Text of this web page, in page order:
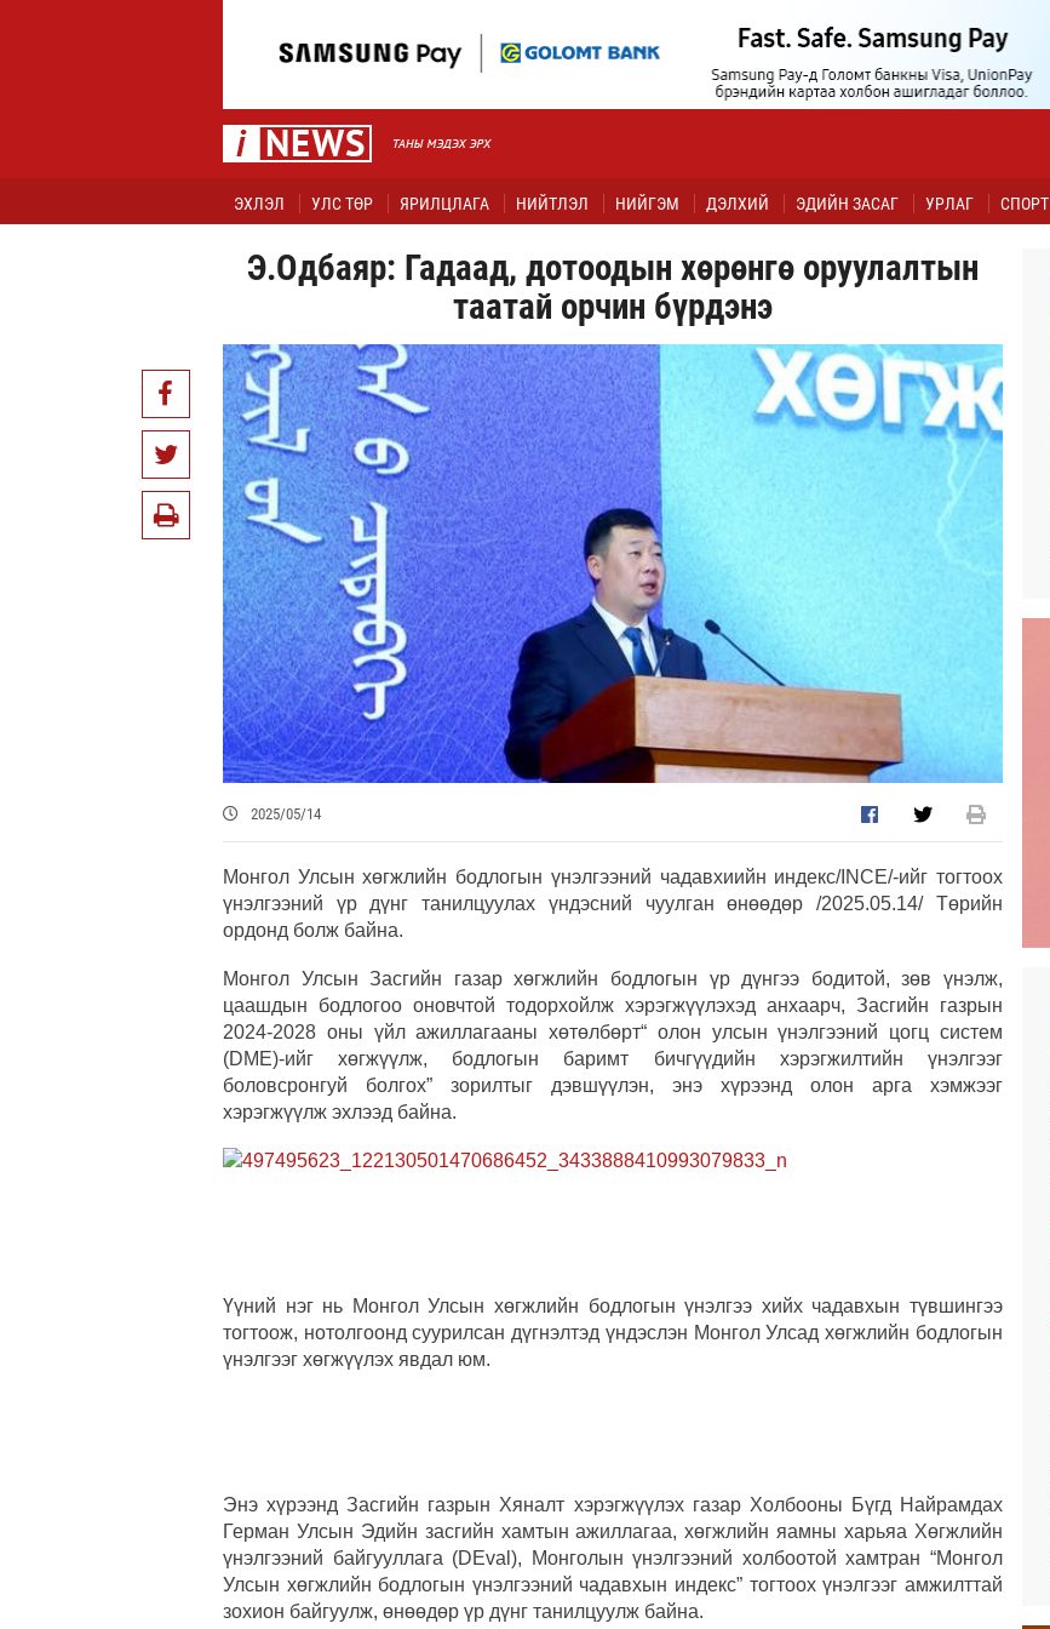
ЭХЛЭЛ УЛС ТӨР ЯРИЛЦЛАГА НИЙТЛЭЛ НИЙГЭМ ДЭЛХИЙ ЭДИЙН ЗАСАГ УРЛАГ СПОРТ
Э.Одбаяр: Гадаад, дотоодын хөрөнгө оруулалтын
таатай орчин бүрдэнэ
2025/05/14
Монгол Улсын хөгжлийн бодлогын үнэлгээний чадавхиийн индекс/INCE/-ийг тогтоох
үнэлгээний үр дүнг танилцуулах үндэсний чуулган өнөөдөр /2025.05.14/ Төрийн
ордонд болж байна.
Монгол Улсын Засгийн газар хөгжлийн бодлогын үр дүнгээ бодитой, зөв үнэлж,
цаашдын бодлогоо оновчтой тодорхойлж хэрэгжүүлэхэд анхаарч, Засгийн газрын
2024-2028 оны үйл ажиллагааны хөтөлбөрт“ олон улсын үнэлгээний цогц систем
(DME)-ийг хөгжүүлж, бодлогын баримт бичгүүдийн хэрэгжилтийн үнэлгээг
боловсронгуй болгох” зорилтыг дэвшүүлэн, энэ хүрээнд олон арга хэмжээг
хэрэгжүүлж эхлээд байна.
Үүний нэг нь Монгол Улсын хөгжлийн бодлогын үнэлгээ хийх чадавхын түвшингээ
тогтоож, нотолгоонд суурилсан дүгнэлтэд үндэслэн Монгол Улсад хөгжлийн бодлогын
үнэлгээг хөгжүүлэх явдал юм.
Энэ хүрээнд Засгийн газрын Хяналт хэрэгжүүлэх газар Холбооны Бүгд Найрамдах
Герман Улсын Эдийн засгийн хамтын ажиллагаа, хөгжлийн яамны харьяа Хөгжлийн
үнэлгээний байгууллага (DEval), Монголын үнэлгээний холбоотой хамтран “Монгол
Улсын хөгжлийн бодлогын үнэлгээний чадавхын индекс” тогтоох үнэлгээг амжилттай
зохион байгуулж, өнөөдөр үр дүнг танилцуулж байна.